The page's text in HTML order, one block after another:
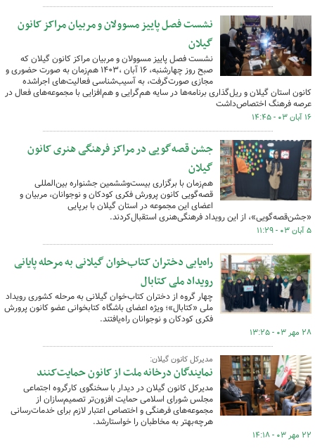
نشست فصل پاییز مسوولان و مربیان مراکز کانون
گیلان
نشست فصل پاییز مسوولان و مربیان مراکز کانون گیلان که
صبح روز چهارشنبه، ۱۶ آبان ،۱۴۰۳ هم‌زمان به صورت حضوری و
مجازی صورت‌گرفت، به آسیب‌شناسی فعالیت‌های اجراشده
کانون استان گیلان و ریل‌گذاری برنامه‌ها در سایه هم‌گرایی و هم‌افزایی با مجموعه‌های فعال در
عرصه فرهنگ اختصاص‌داشت
۱۶ آبان ۰۳ - ۱۴:۴۵
جشن قصه‌گویی در مراکز فرهنگی هنری کانون
گیلان
هم‌زمان با برگزاری بیست‌وششمین جشنواره بین‌المللی
قصه‌گویی کانون پرورش فکری کودکان و نوجوانان، مربیان و
اعضای این مجموعه در استان گیلان با برپایی
«جشن‌قصه‌گویی»، از این رویداد فرهنگی‌هنری استقبال‌کردند.
۵ آبان ۰۳ - ۱۱:۲۹
راه‌یابی دختران کتاب‌خوان گیلانی به مرحله پایانی
رویداد ملی کتابال
چهار گروه از دختران کتاب‌خوان گیلانی به مرحله کشوری رویداد
ملی «کتابال»؛ ویژه اعضای باشگاه کتابخوانی عضو کانون پرورش
فکری کودکان و نوجوانان راه‌یافتند.
۲۸ مهر ۰۳ - ۱۳:۲۵
مدیرکل کانون گیلان:
نمایندگان درخانه ملت از کانون حمایت‌کنند
مدیرکل کانون گیلان در دیدار با سخنگوی کارگروه اجتماعی
مجلس شورای اسلامی حمایت افزون‌تر تصمیم‌سازان از
مجموعه‌های فرهنگی و اختصاص اعتبار لازم برای خدمات‌رسانی
هرچه‌بهتر به مخاطبان را خواستارشد.
۲۲ مهر ۰۳ - ۱۴:۱۸